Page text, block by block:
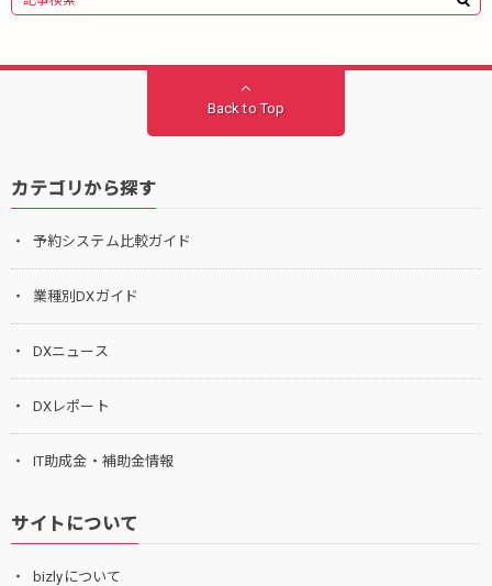
Back to Top
カテゴリから探す
予約システム比較ガイド
業種別DXガイド
DXニュース
DXレポート
IT助成金・補助金情報
サイトについて
bizlyについて